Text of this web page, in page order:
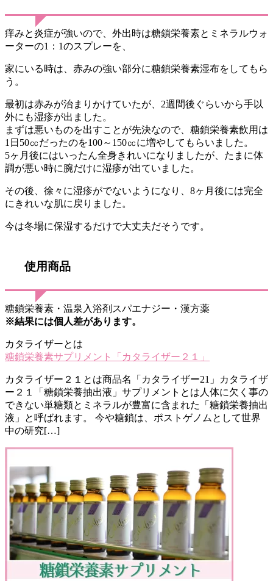
痒みと炎症が強いので、外出時は糖鎖栄養素とミネラルウォ
ーターの1：1のスプレーを、
家にいる時は、赤みの強い部分に糖鎖栄養素湿布をしてもら
う。
最初は赤みが治まりかけていたが、 2週間後ぐらいから手以
外にも湿疹が出ました。
まずは悪いものを出すことが先決なので、糖鎖栄養素飲用は
1日50㏄だったのを100～150㏄に増やしてもらいました。
5ヶ月後にはいったん全身きれいになりましたが、たまに体
調が悪い時に腕だけに湿疹が出ていました。
その後、徐々に湿疹がでないようになり、8ヶ月後には完全
にきれいな肌に戻りました。
今は冬場に保湿するだけで大丈夫だそうです。
使用商品
糖鎖栄養素・温泉入浴剤スパエナジー・漢方薬
※結果には個人差があります。
カタライザーとは
糖鎖栄養素サプリメント「カタライザー２１」
カタライザー２１とは商品名「カタライザー21」​カタライザ
ー２１「糖鎖栄養抽出液」サプリメントとは人体に欠く事の
できない単糖類とミネラルが豊富に含まれた「糖鎖栄養抽出
液」と呼ばれます。 今や糖鎖は、ポストゲノムとして世界
中の研究[…]